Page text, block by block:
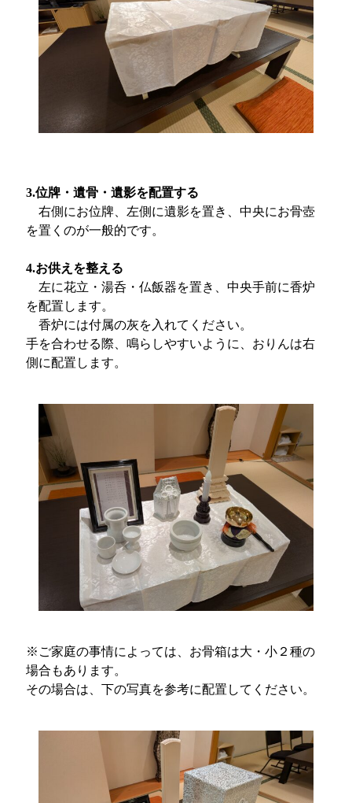
3.位牌・遺骨・遺影を配置する
右側にお位牌、左側に遺影を置き、中央にお骨壺
を置くのが一般的です。
4.お供えを整える
左に花立・湯呑・仏飯器を置き、中央手前に香炉
を配置します。
香炉には付属の灰を入れてください。
手を合わせる際、鳴らしやすいように、おりんは右
側に配置します。
※ご家庭の事情によっては、お骨箱は大・小２種の
場合もあります。
その場合は、下の写真を参考に配置してください。